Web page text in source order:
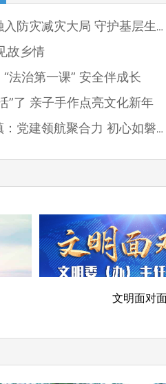
灾减灾大局 守护基层生命安全
故乡情
法治第一课” 安全伴成长
”了 亲子手作点亮文化新年
建领航聚合力 初心如磐暖民心